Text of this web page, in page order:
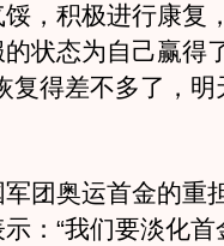
，积极进行康复
状态为自己赢得
复得差不多了，
奥运首金的重
：“我们要淡化